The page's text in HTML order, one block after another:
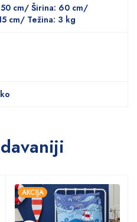
50 cm/ Širina: 60 cm/
cm/ Težina: 3 kg
AKCIJA